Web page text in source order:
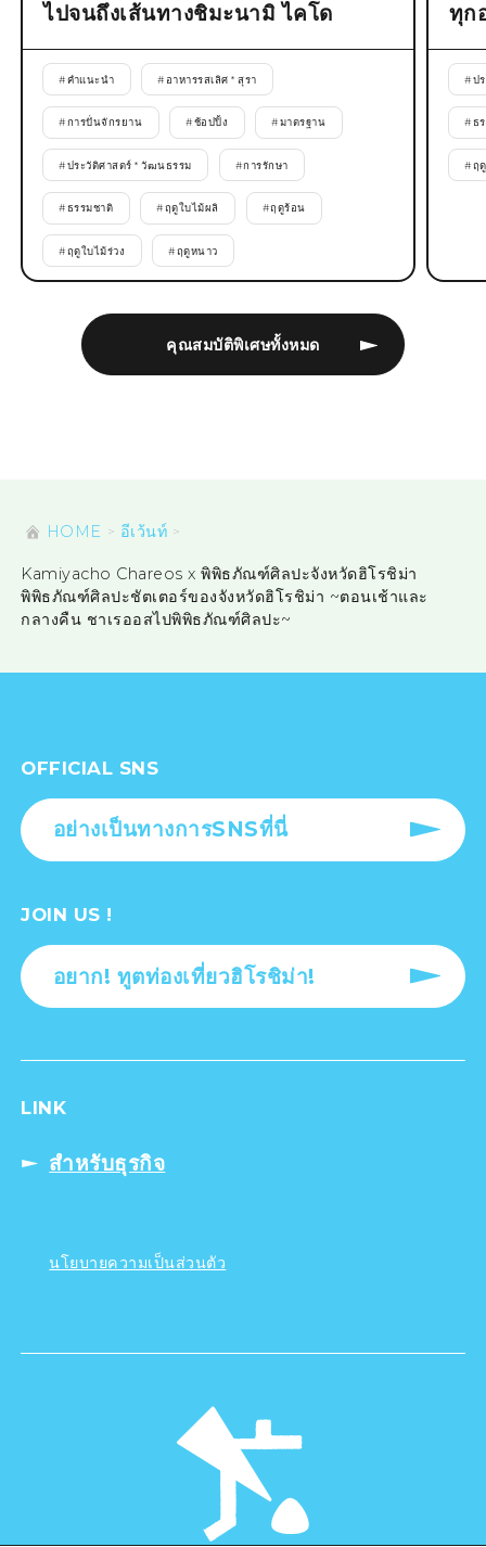
คุณสมบัติพิเศษทั้งหมด
ไปจนถึงเส้นทางชิมะนามิ ไคโด
#คำแนะนำ # อาหารรสเลิศ * สุรา
#การปั่นจักรยาน #ช้อปปิ้ง #มาตรฐาน
#ประวัติศาสตร์ * วัฒนธรรม #การรักษา
#ธรรมชาติ #ฤดูใบไม้ผลิ #ฤดูร้อน
#ฤดูใบไม้ร่วง #ฤดูหนาว
ทุก
#ป
#ธ
#ฤ
HOME อีเว้นท์
Kamiyacho Chareos x พิพิธภัณฑ์ศิลปะจังหวัดฮิโรชิม่า
พิพิธภัณฑ์ศิลปะชัตเตอร์ของจังหวัดฮิโรชิม่า ~ตอนเช้าและ
กลางคืน ชาเรออสไปพิพิธภัณฑ์ศิลปะ~
OFFICIAL SNS
อย่างเป็นทางการSNSที่นี่
JOIN US !
อยาก! ทูตท่องเที่ยวฮิโรชิม่า!
LINK
สำหรับธุรกิจ
นโยบายความเป็นส่วนตัว